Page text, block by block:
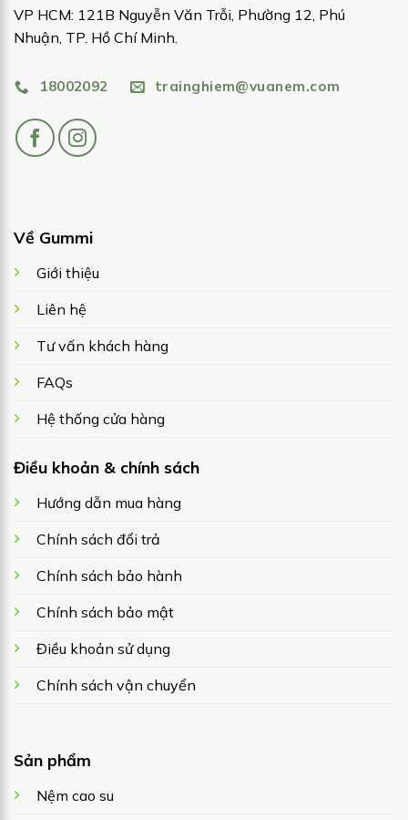
VP HCM: 121B Nguyễn Văn Trỗi, Phường 12, Phú
Nhuận, TP. Hồ Chí Minh.
18002092 trainghiem@vuanem.com
Về Gummi
Giới thiệu
Liên hệ
Tư vấn khách hàng
FAQs
Hệ thống cửa hàng
Điều khoản & chính sách
Hướng dẫn mua hàng
Chính sách đổi trả
Chính sách bảo hành
Chính sách bảo mật
Điều khoản sử dụng
Chính sách vận chuyển
Sản phẩm
Nệm cao su